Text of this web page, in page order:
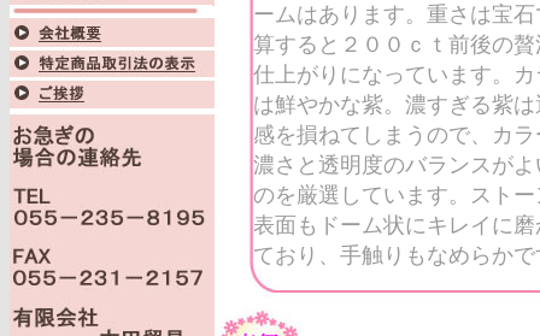
ームはあります。重さは宝
算すると２００ｃｔ前後の贅
仕上がりになっています。カ
は鮮やかな紫。濃すぎる紫
感を損ねてしまうので、カ
濃さと透明度のバランスがよ
のを厳選しています。ストー
表面もドーム状にキレイに
ており、手触りもなめらか